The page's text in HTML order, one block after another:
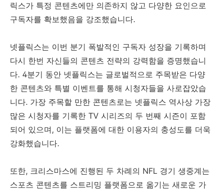
릭스가 특정 콘텐츠에만 의존하지 않고 다양한 요인으로
구독자를 확보했음을 강조했습니다.
넷플릭스는 이번 분기 폭발적인 구독자 성장을 기록하며
다시 한번 자신들의 콘텐츠 전략의 강력함을 증명했습니
다. 4분기 동안 넷플릭스는 글로벌적으로 주목받은 다양
한 콘텐츠와 특별 이벤트를 통해 시청자들을 사로잡았습
니다. 가장 주목할 만한 콘텐츠로는 넷플릭스 역사상 가장
많은 시청자를 기록한 TV 시리즈의 두 번째 시즌이 포함
되어 있으며, 이는 플랫폼에 대한 이용자의 충성도를 더욱
강화했습니다.
또한, 크리스마스에 진행된 두 차례의 NFL 경기 생중계는
스포츠 콘텐츠를 스트리밍 플랫폼으로 옮기는 새로운 가